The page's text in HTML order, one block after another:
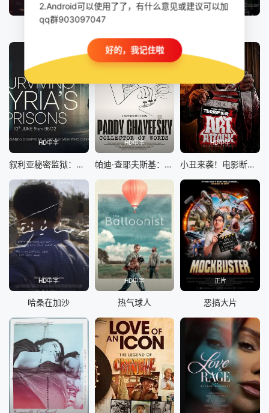
第4集完结
人将燃烧
HD中字 HD
HD中字
叙利亚秘密监狱：幸存者的控诉
HD中字
帕迪·查耶夫斯基：字词收藏家
HD中字
小丑来袭！电影断魂小丑3幕后剖析
HD中字
哈桑在加沙
HD中字
热气球人
正片
恶搞大片
2.Android可以使用了了，有什么意见或建议可以加
qq群903097047
好的，我记住啦